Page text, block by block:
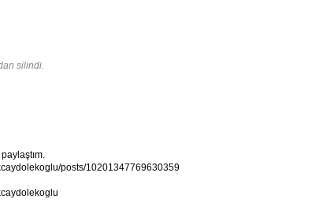
silindi.
posts/10201347769630359